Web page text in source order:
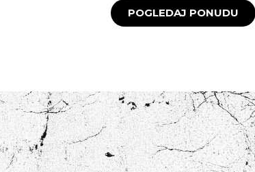
POGLEDAJ PONUDU